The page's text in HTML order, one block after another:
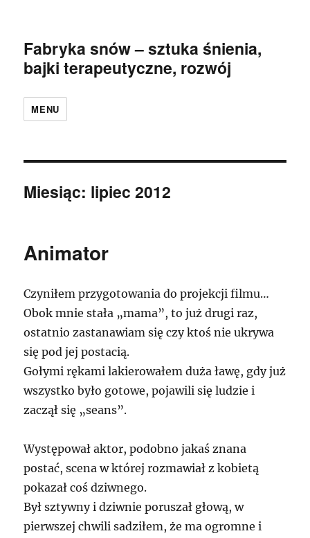
Fabryka snów – sztuka śnienia,
bajki terapeutyczne, rozwój
MENU
Miesiąc: lipiec 2012
Animator
Czyniłem przygotowania do projekcji filmu…
Obok mnie stała „mama”, to już drugi raz,
ostatnio zastanawiam się czy ktoś nie ukrywa
się pod jej postacią.
Gołymi rękami lakierowałem duża ławę, gdy już
wszystko było gotowe, pojawili się ludzie i
zaczął się „seans”.
Występował aktor, podobno jakaś znana
postać, scena w której rozmawiał z kobietą
pokazał coś dziwnego.
Był sztywny i dziwnie poruszał głową, w
pierwszej chwili sadziłem, że ma ogromne i